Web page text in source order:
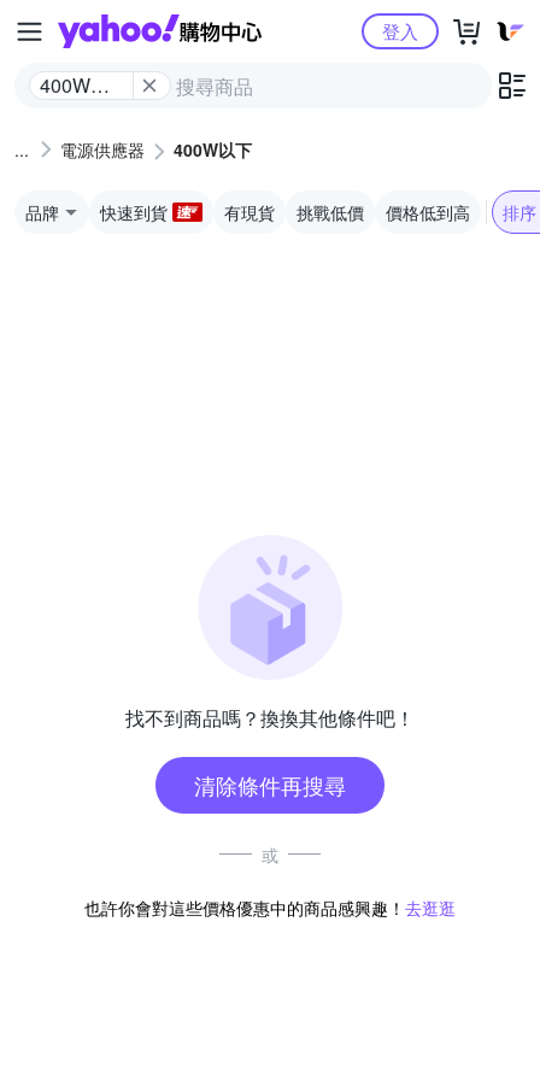
Yahoo購物中心
400W以
登入
電源供應器 400W以下
品牌 快速到貨 有現貨 挑戰低價 價格低到高 排序
找不到商品嗎？換換其他條件吧！
清除條件再搜尋
或
也許你會對這些價格優惠中的商品感興趣！ 去逛逛